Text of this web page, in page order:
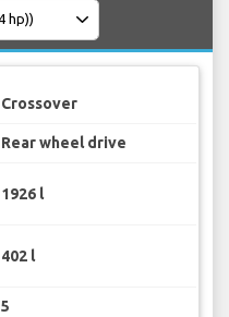
Crossover
Rear wheel drive
1926 l
402 l
5